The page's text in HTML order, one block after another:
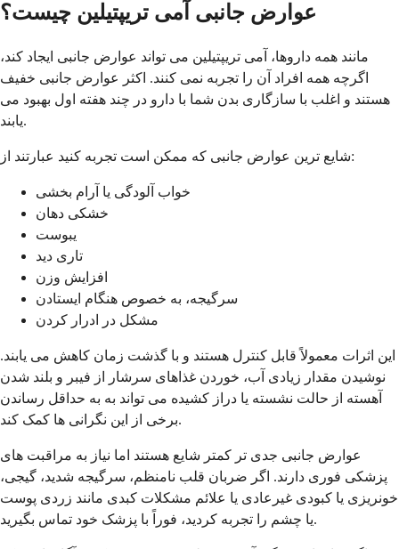
عوارض جانبی آمی تریپتیلین چیست؟
مانند همه داروها، آمی تریپتیلین می تواند عوارض جانبی ایجاد کند،
اگرچه همه افراد آن را تجربه نمی کنند. اکثر عوارض جانبی خفیف
هستند و اغلب با سازگاری بدن شما با دارو در چند هفته اول بهبود می
یابند.
شایع ترین عوارض جانبی که ممکن است تجربه کنید عبارتند از:
خواب آلودگی یا آرام بخشی
خشکی دهان
یبوست
تاری دید
افزایش وزن
سرگیجه، به خصوص هنگام ایستادن
مشکل در ادرار کردن
این اثرات معمولاً قابل کنترل هستند و با گذشت زمان کاهش می یابند.
نوشیدن مقدار زیادی آب، خوردن غذاهای سرشار از فیبر و بلند شدن
آهسته از حالت نشسته یا دراز کشیده می تواند به به حداقل رساندن
برخی از این نگرانی ها کمک کند.
عوارض جانبی جدی تر کمتر شایع هستند اما نیاز به مراقبت های
پزشکی فوری دارند. اگر ضربان قلب نامنظم، سرگیجه شدید، گیجی،
خونریزی یا کبودی غیرعادی یا علائم مشکلات کبدی مانند زردی پوست
یا چشم را تجربه کردید، فوراً با پزشک خود تماس بگیرید.